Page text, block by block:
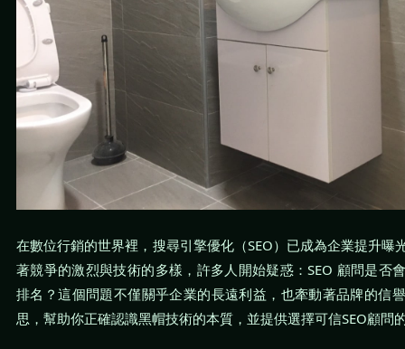
在數位行銷的世界裡，搜尋引擎優化（SEO）已成為企業提升曝
著競爭的激烈與技術的多樣，許多人開始疑惑：SEO 顧問是否
排名？這個問題不僅關乎企業的長遠利益，也牽動著品牌的信
思，幫助你正確認識黑帽技術的本質，並提供選擇可信SEO顧問